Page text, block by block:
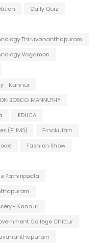
Daily Quiz
Thiruvananthapuram
Vagamon
- Kannur
BOSCO-MANNUTHY
EDUCA
(ELIMS)
Ernakulam
Fashion Show
Pathirippala
- Kannur
College Chittur